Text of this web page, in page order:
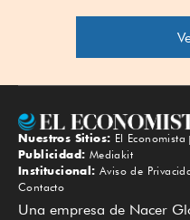
Nuestros Sitios: El Economista
Publicidad: Mediakit
Institucional: Aviso de
Contacto
Una empresa de Nacer